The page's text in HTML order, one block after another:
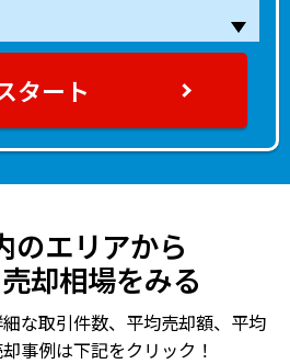
タート
のエリアから
却相場をみる
な取引件数、平均売却額、平均
事例は下記をクリック！